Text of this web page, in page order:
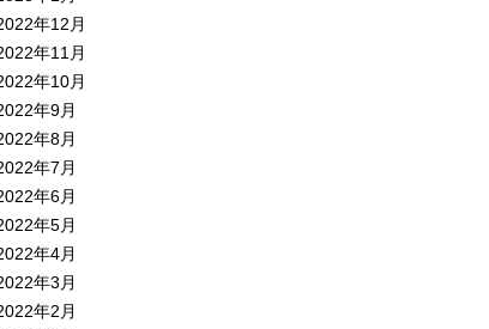
年12月
年11月
年10月
年9月
年8月
年7月
年6月
年5月
年4月
年3月
年2月